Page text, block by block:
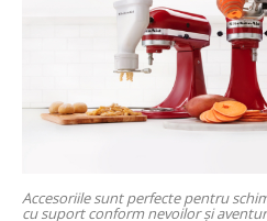
Accesoriile sunt perfecte pentru
cu suport conform nevoilor și